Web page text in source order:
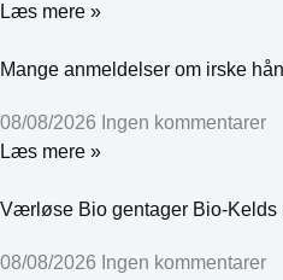
Læs mere »
Mange anmeldelser om irske
08/08/2026 Ingen kommentarer
Læs mere »
Værløse Bio gentager Bio-Kelds
08/08/2026 Ingen kommentarer